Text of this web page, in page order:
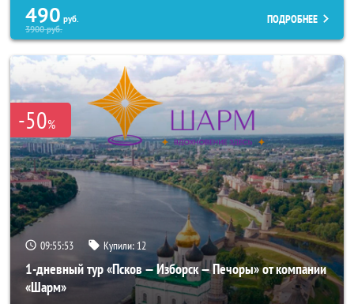
490 руб.
3900руб.
ПОДРОБНЕЕ
-50%
09:55:52 Купили: 12
1-дневный тур «Псков — Изборск — Печоры» от компании
«Шарм»